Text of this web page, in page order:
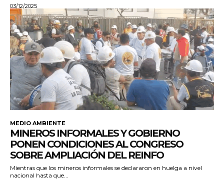
03/12/2025
MEDIO AMBIENTE
MINEROS INFORMALES Y GOBIERNO
PONEN CONDICIONES AL CONGRESO
SOBRE AMPLIACIÓN DEL REINFO
Mientras que los mineros informales se declararon en huelga a nivel
nacional hasta que...